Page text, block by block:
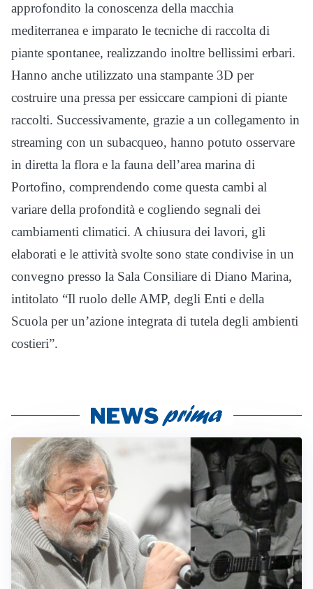
approfondito la conoscenza della macchia
mediterranea e imparato le tecniche di raccolta di
piante spontanee, realizzando inoltre bellissimi erbari.
Hanno anche utilizzato una stampante 3D per
costruire una pressa per essiccare campioni di piante
raccolti. Successivamente, grazie a un collegamento in
streaming con un subacqueo, hanno potuto osservare
in diretta la flora e la fauna dell’area marina di
Portofino, comprendendo come questa cambi al
variare della profondità e cogliendo segnali dei
cambiamenti climatici. A chiusura dei lavori, gli
elaborati e le attività svolte sono state condivise in un
convegno presso la Sala Consiliare di Diano Marina,
intitolato “Il ruolo delle AMP, degli Enti e della
Scuola per un’azione integrata di tutela degli ambienti
costieri”.